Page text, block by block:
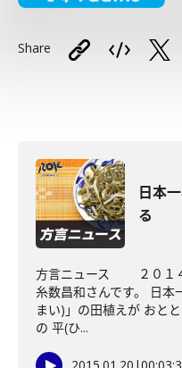
Share
日本
る
方言ニュース ２０１４
糸数昌和さんです。 日本
まい)」の田植えが おと
の 平(ひ...